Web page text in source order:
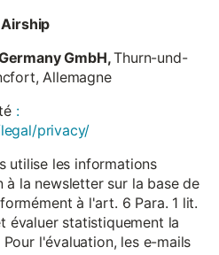
Airship
GmbH,Thurn-und-
Allemagne
:
privacy/
utilise les informations
la newsletter sur la base de
à l'art. 6 Para. 1 lit.
évaluer statistiquement la
l'évaluation, les e-mails